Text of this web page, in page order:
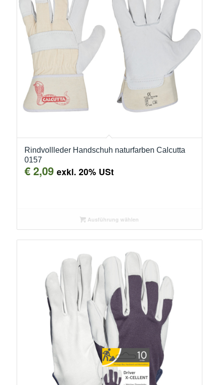
Rindvollleder Handschuh naturfarben Calcutta
0157
€2,09 exkl. 20% USt
Ausführung wählen